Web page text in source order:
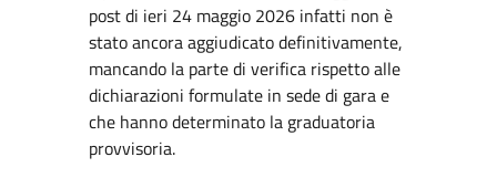
post di ieri 24 maggio 2026 infatti non è
stato ancora aggiudicato definitivamente,
mancando la parte di verifica rispetto alle
dichiarazioni formulate in sede di gara e
che hanno determinato la graduatoria
provvisoria.